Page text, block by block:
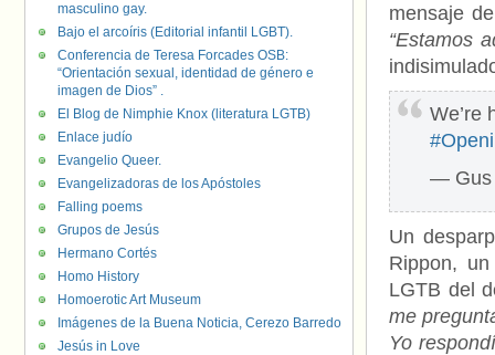
mensaje
“Estamos
We’re
— Gus
Un
Rippon,
LGTB del
me
Yo
masculino gay.
Bajo el arcoíris (Editorial infantil LGBT).
Conferencia de Teresa Forcades OSB:
“Orientación sexual, identidad de género e
imagen de Dios” .
El Blog de Nimphie Knox (literatura LGTB)
Enlace judío
Evangelio Queer.
Evangelizadoras de los Apóstoles
Falling poems
Grupos de Jesús
Hermano Cortés
Homo History
Homoerotic Art Museum
Imágenes de la Buena Noticia, Cerezo Barredo
Jesús in Love